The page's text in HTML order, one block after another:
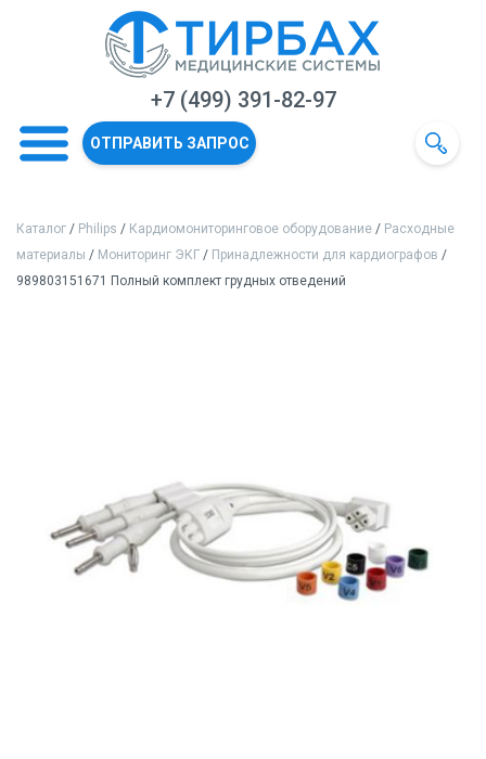
+7 (499) 391-82-97
ОТПРАВИТЬ ЗАПРОС
Каталог / Philips / Кардиомониторинговое оборудование / Расходные
материалы / Мониторинг ЭКГ / Принадлежности для кардиографов /
989803151671 Полный комплект грудных отведений